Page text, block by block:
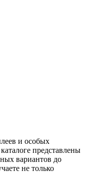
и особых
представлены
вариантов до
не только